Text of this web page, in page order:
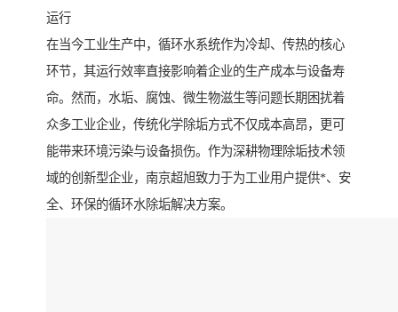
运行
在当今工业生产中，循环水系统作为冷却、传热的核心
环节，其运行效率直接影响着企业的生产成本与设备寿
命。然而，水垢、腐蚀、微生物滋生等问题长期困扰着
众多工业企业，传统化学除垢方式不仅成本高昂，更可
能带来环境污染与设备损伤。作为深耕物理除垢技术领
域的创新型企业，南京超旭致力于为工业用户提供*、安
全、环保的循环水除垢解决方案。